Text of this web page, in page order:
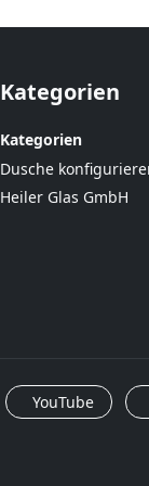
Kategorien
Kategorien
Dusche
Heiler Glas GmbH
YouTube